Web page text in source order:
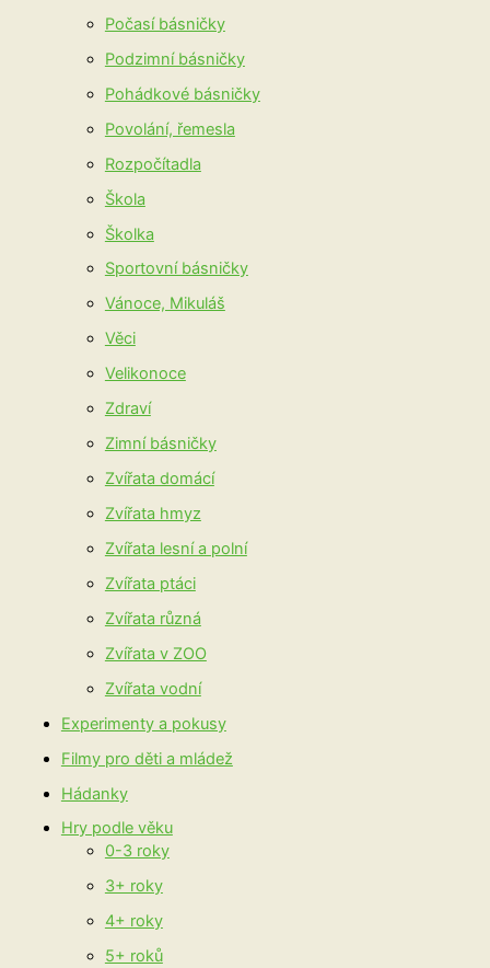
Počasí básničky
Podzimní básničky
Pohádkové básničky
Povolání, řemesla
Rozpočítadla
Škola
Školka
Sportovní básničky
Vánoce, Mikuláš
Věci
Velikonoce
Zdraví
Zimní básničky
Zvířata domácí
Zvířata hmyz
Zvířata lesní a polní
Zvířata ptáci
Zvířata různá
Zvířata v ZOO
Zvířata vodní
Experimenty a pokusy
Filmy pro děti a mládež
Hádanky
Hry podle věku
0-3 roky
3+ roky
4+ roky
5+ roků